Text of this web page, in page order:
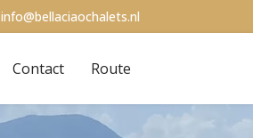
info@bellaciaochalets.nl
Contact Route